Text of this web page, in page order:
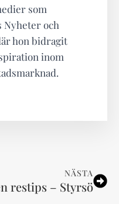
som
Nyheter och
hon bidragit
inom
NÄSTA
restips – Styrsö